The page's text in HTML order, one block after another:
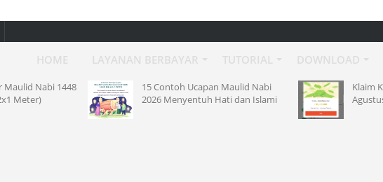
15 Contoh Ucapan Maulid Nabi
2026 Menyentuh Hati dan Islami
Klaim Kode Referral ShopeePay
Agustus 2026 Saldo 10RB